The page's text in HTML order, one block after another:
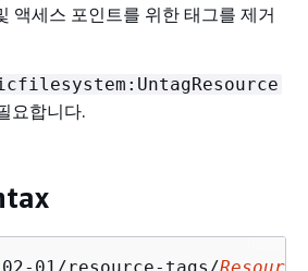
액세스 포인트를 위한 태그를 제거
요합니다.
02-01/resource-tags/